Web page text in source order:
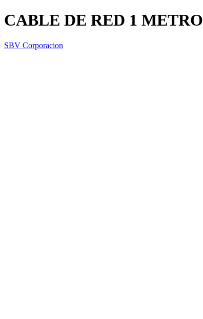
CABLE DE RED 1 METRO
SBV Corporacion